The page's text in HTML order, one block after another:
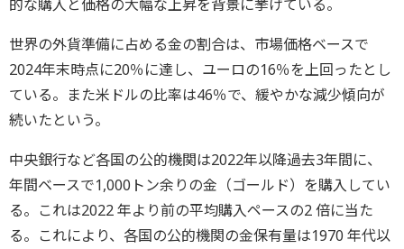
的な購入と価格の大幅な上昇を背景に挙げている。
世界の外貨準備に占める金の割合は、市場価格ベースで
2024年末時点に20％に達し、ユーロの16％を上回ったとし
ている。また米ドルの比率は46％で、緩やかな減少傾向が
続いたという。
中央銀行など各国の公的機関は2022年以降過去3年間に、
年間ベースで1,000トン余りの金（ゴールド）を購入してい
る。これは2022 年より前の平均購入ペースの2 倍に当た
る。これにより、各国の公的機関の金保有量は1970 年代以